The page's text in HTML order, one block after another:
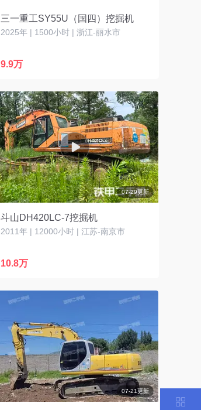
三一重工SY55U（国四）挖掘机
2025年 | 1500小时 | 浙江-丽水市
9.9万
07-29更新
斗山DH420LC-7挖掘机
2011年 | 12000小时 | 江苏-南京市
10.8万
07-21更新